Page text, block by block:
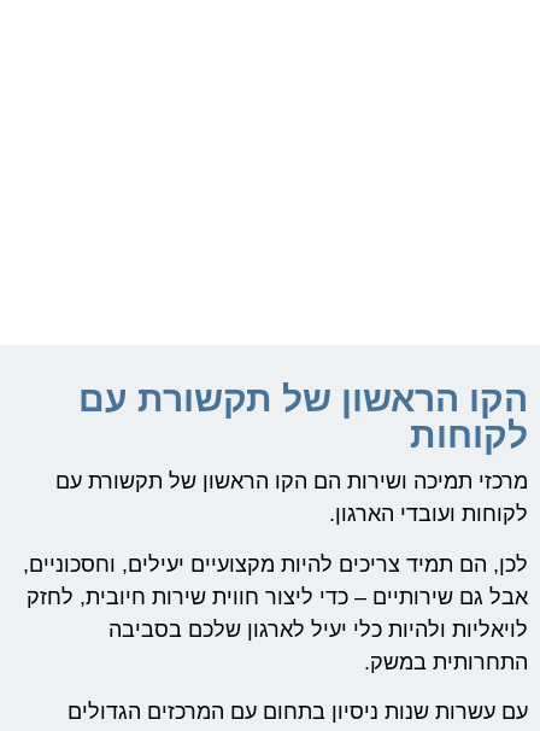
הקו הראשון של תקשורת עם
לקוחות
מרכזי תמיכה ושירות הם הקו הראשון של תקשורת עם
לקוחות ועובדי הארגון.
לכן, הם תמיד צריכים להיות מקצועיים יעילים, וחסכוניים,
אבל גם שירותיים – כדי ליצור חווית שירות חיובית, לחזק
לויאליות ולהיות כלי יעיל לארגון שלכם בסביבה
התחרותית במשק.
עם עשרות שנות ניסיון בתחום עם המרכזים הגדולים